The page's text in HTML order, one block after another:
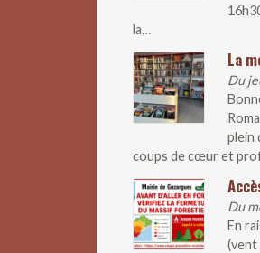
la…
La
Du
plein
coups de cœur et
Du
En
(vent